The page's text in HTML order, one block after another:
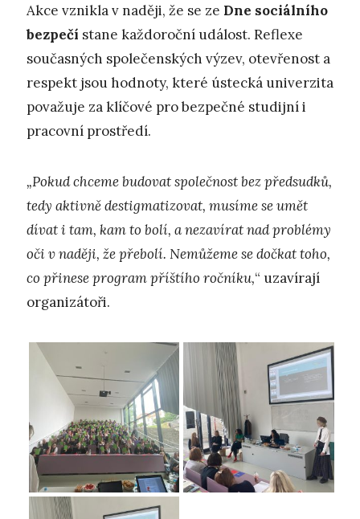
Akce vznikla v naději, že se ze Dne sociálního
bezpečí stane každoroční událost. Reflexe
současných společenských výzev, otevřenost a
respekt jsou hodnoty, které ústecká univerzita
považuje za klíčové pro bezpečné studijní i
pracovní prostředí.
„Pokud chceme budovat společnost bez předsudků,
tedy aktivně destigmatizovat, musíme se umět
dívat i tam, kam to bolí, a nezavírat nad problémy
oči v naději, že přebolí. Nemůžeme se dočkat toho,
co přinese program příštího ročníku,“ uzavírají
organizátoři.